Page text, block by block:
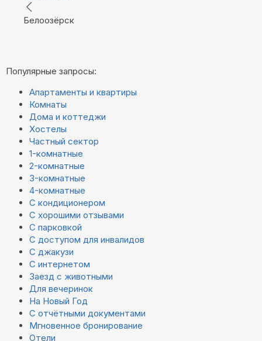
Белоозёрск
Популярные запросы:
Апартаменты и квартиры
Комнаты
Дома и коттеджи
Хостелы
Частный сектор
1-комнатные
2-комнатные
3-комнатные
4-комнатные
С кондиционером
С хорошими отзывами
С парковкой
С доступом для инвалидов
С джакузи
С интернетом
Заезд с животными
Для вечеринок
На Новый Год
С отчётными документами
Мгновенное бронирование
Отели